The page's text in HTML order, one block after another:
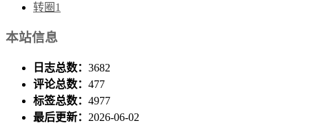
转圈1
本站信息
日志总数： 3682
评论总数： 477
标签总数： 4977
最后更新： 2026-06-02